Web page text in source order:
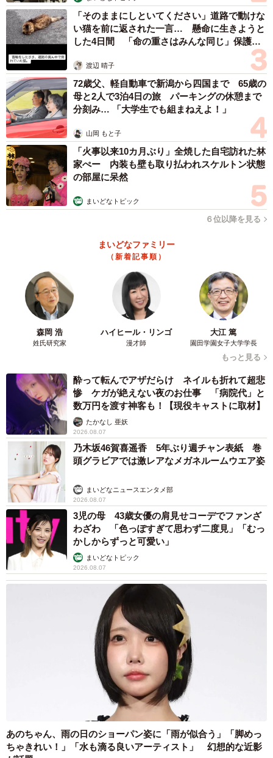
1952年、当時の日本は食糧不足が大きな問題となってい
た。農林省（当時）は、食糧の自給率を上げるため「食糧
増産5カ年計画」を策定。その中で干拓事業が重要であると
して、八郎潟の干拓計画が検討された。しかし当時、日本
各地で行われていた干拓事業は規模が小さく、八郎潟のよ
うな大規模な干拓を行うには技術が不足していた。とりわ
け困難とされたのは軟らかい地盤上に堤防を築くことだっ
た。それでも当時の内閣総理大臣・吉田茂は、この干拓事
業に強い意欲をもっており、打開策としてオランダ・デル
フト工科大学からヤンセン教授とフォルカー技師を招いて
指導を仰ぎ、干拓計画を改善。1957年5月に、干拓事業が
干拓の生命線ともいわれる堤防を軟弱な地盤の上に築くた
の巨費を投じた干拓事業は、1977年3月に完了。八郎潟に
南北18km、東西11km、1万7203ヘクタールの新しい大地が
生まれた。
4/6
「そのままにしといてください」道路で動けな
い猫を前に返された一言… 懸命に生きようと
した4日間 「命の重さはみんな同じ」保護団
渡辺 晴子
72歳父、軽自動車で新潟から四国まで 65歳の
母と2人で3泊4日の旅 パーキングの休憩まで
分刻み… 「大学生でも組まねえよ！」
山岡 もと子
「火事以来10カ月ぶり」全焼した自宅訪れた林
家ぺー 内装も壁も取り払われスケルトン状態
の部屋に呆然
まいどなトピック
６位以降を見る
まいどなファミリー
（新着記事順）
森岡 浩
姓氏研究家
ハイヒール・リンゴ
漫才師
大江 篤
園田学園女子大学学長
もっと見る
酔って転んでアザだらけ ネイルも折れて超悲
惨 ケガが絶えない夜のお仕事 「病院代」と
数万円を渡す神客も！【現役キャストに取材】
たかなし 亜妖
2026.08.07
乃木坂46賀喜遥香 5年ぶり週チャン表紙 巻
頭グラビアでは激レアなメガネルームウエア姿
まいどなニュースエンタメ部
2026.08.07
3児の母 43歳女優の肩見せコーデでファンざ
わざわ 「色っぽすぎて思わず二度見」「むっ
かしからずっと可愛い」
まいどなトピック
2026.08.07
あのちゃん、雨の日のショーパン姿に「雨が似合う」「脚めっ
ちゃきれい！」「水も滴る良いアーティスト」 幻想的な近影